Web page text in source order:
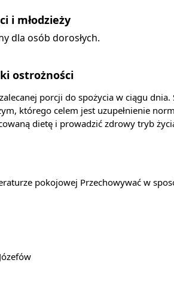
i młodzieży
dla osób dorosłych.
ostrożności
porcji do spożycia w ciągu
którego celem jest uzupełnienie
dietę i prowadzić zdrowy tryb
pokojowej Przechowywać w